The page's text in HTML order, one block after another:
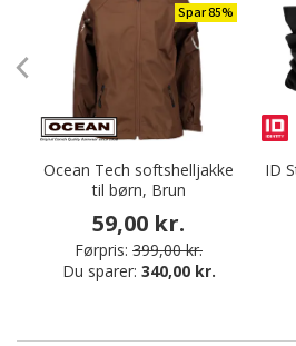
Spar 85%
Ocean Tech softshelljakke
til børn, Brun
59,00 kr.
Førpris: 399,00 kr.
Du sparer: 340,00 kr.
ID